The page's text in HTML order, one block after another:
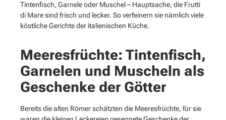
Tintenfisch, Garnele oder Muschel – Hauptsache, die Frutti
di Mare sind frisch und lecker. So verfeinern sie nämlich viele
köstliche Gerichte der italienischen Küche.
Meeresfrüchte: Tintenfisch,
Garnelen und Muscheln als
Geschenke der Götter
Bereits die alten Römer schätzten die Meeresfrüchte, für sie